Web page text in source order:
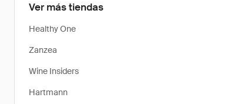
Ver más tiendas
Healthy One
Zanzea
Wine Insiders
Hartmann